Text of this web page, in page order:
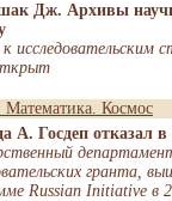
Дж. Архивы
к
Космос
А. Госдеп отказал в
гранта,
Russian Initiative в